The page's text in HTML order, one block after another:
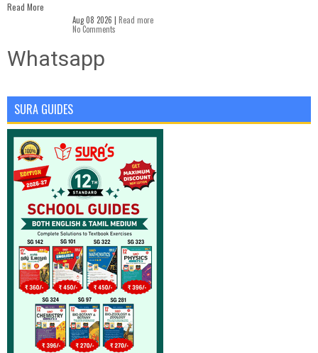
Read More
Aug 08 2026 | Read more
No Comments
Whatsapp
SURA GUIDES